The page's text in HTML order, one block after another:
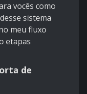
vocês como
sistema
meu fluxo
etapas
de